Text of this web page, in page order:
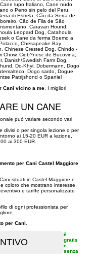
lupo Italiano, Cane nudo
o Perro sin pelo del Peru,
di Estrela, Cão da Serra de
Cão de Fila de São
Caravan Hound,
Leopard Dog, Catahoula
o Cane da ferma Boemo a
Chesapeake Bay
Chinese Crested Dog, Chindo -
Ciob?nesc de Bucovina,
Danish/Swedish Farm Dog,
Do-Khyi, Dobermann, Dogo
Dogo sardo, Dogue
Patrijshond o Spaniel
Cani vicino a me . I migliori
UN CANE
può variare secondo vari
divisi o per singola lezione o per
ai 15-20 EUR a lezione,
ai 300 EUR.
per Cani Castel Maggiore
situati in Castel Maggiore e
coloro che mostrano interesse
e tariffe personalizzate
di ogni professionista per
per Cani
è
gratis
e
senza